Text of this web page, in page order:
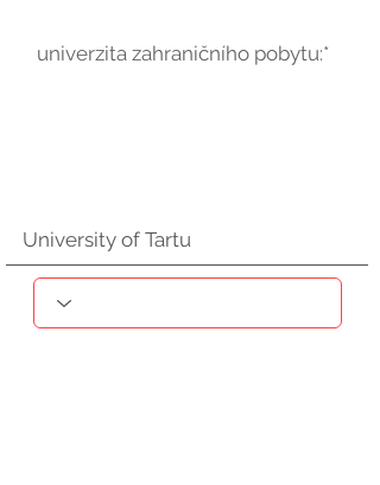
univerzita zahraničního pobytu:*